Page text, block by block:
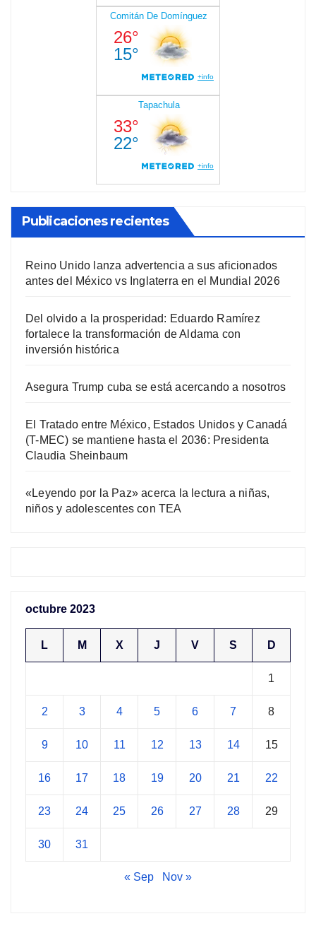
Publicaciones recientes
Reino Unido lanza advertencia a sus aficionados
antes del México vs Inglaterra en el Mundial 2026
Del olvido a la prosperidad: Eduardo Ramírez
fortalece la transformación de Aldama con
inversión histórica
Asegura Trump cuba se está acercando a nosotros
El Tratado entre México, Estados Unidos y Canadá
(T-MEC) se mantiene hasta el 2036: Presidenta
Claudia Sheinbaum
«Leyendo por la Paz» acerca la lectura a niñas,
niños y adolescentes con TEA
octubre 2023
L M X J V S D
1
2 3 4 5 6 7 8
9 10 11 12 13 14 15
16 17 18 19 20 21 22
23 24 25 26 27 28 29
30 31
« Sep Nov »